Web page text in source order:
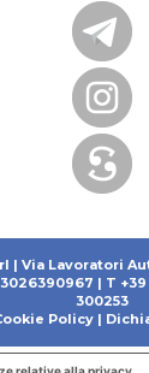
| Via Lavoratori
| T
300253
Policy |